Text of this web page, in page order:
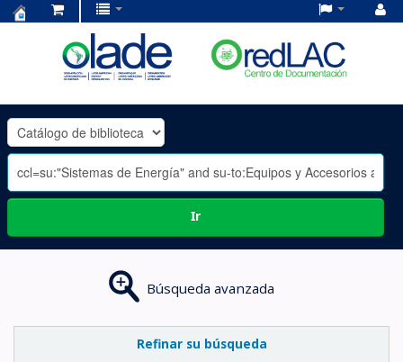
OLADE
-
Ir
Búsqueda avanzada
Refinar su búsqueda